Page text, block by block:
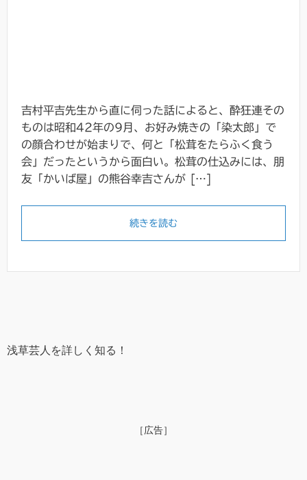
吉村平吉先生から直に伺った話によると、酔狂連その
ものは昭和42年の9月、お好み焼きの「染太郎」で
の顔合わせが始まりで、何と「松茸をたらふく食う
会」だったというから面白い。松茸の仕込みには、朋
友「かいば屋」の熊谷幸吉さんが […]
続きを読む
浅草芸人を詳しく知る！
［広告］